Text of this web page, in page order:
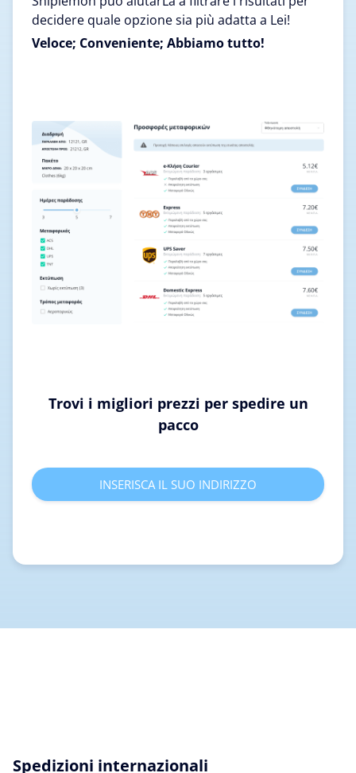
decidere quale opzione sia più adatta a Lei!
Veloce; Conveniente; Abbiamo tutto!
Trovi i migliori prezzi per spedire un
pacco
INSERISCA IL SUO INDIRIZZO
Spedizioni internazionali